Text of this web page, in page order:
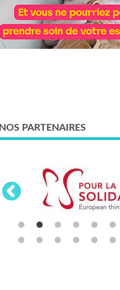
NOS PARTENAIRES